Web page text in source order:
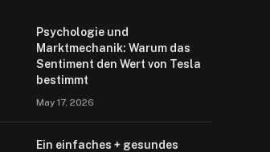
Psychologie und
Marktmechanik: Warum das
Sentiment den Wert von Tesla
bestimmt
May 17, 2026
Ein einfaches + gesundes